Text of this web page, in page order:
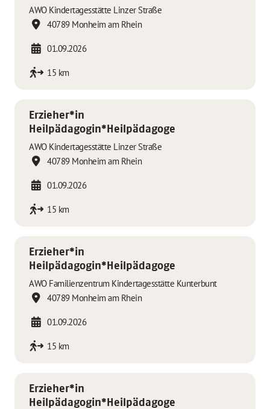
AWO Kindertagesstätte Linzer Straße
40789 Monheim am Rhein
01.09.2026
15 km
Erzieher*in
Heilpädagogin*Heilpädagoge
AWO Kindertagesstätte Linzer Straße
40789 Monheim am Rhein
01.09.2026
15 km
Erzieher*in
Heilpädagogin*Heilpädagoge
AWO Familienzentrum Kindertagesstätte Kunterbunt
40789 Monheim am Rhein
01.09.2026
15 km
Erzieher*in
Heilpädagogin*Heilpädagoge